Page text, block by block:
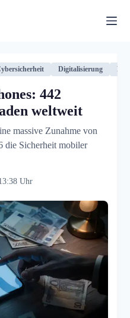
Digitalisierung
442
weltweit
massive Zunahme von
die Sicherheit mobiler
Uhr